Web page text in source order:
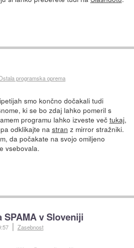
programska oprema
smo končno dočakali tudi
ki se bo zdaj lahko pomeril s
programu lahko izveste več tukaj,
odklikajte na stran z mirror stražniki.
da počakate na svojo omiljeno
vsebovala.
v Sloveniji
Zasebnost